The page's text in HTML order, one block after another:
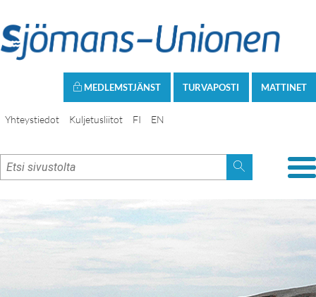
MATTINET
TURVAPOSTI
MEDLEMSTJÄNST
Yhteystiedot Kuljetusliitot FI EN